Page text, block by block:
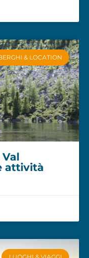
& LOCATION
attività